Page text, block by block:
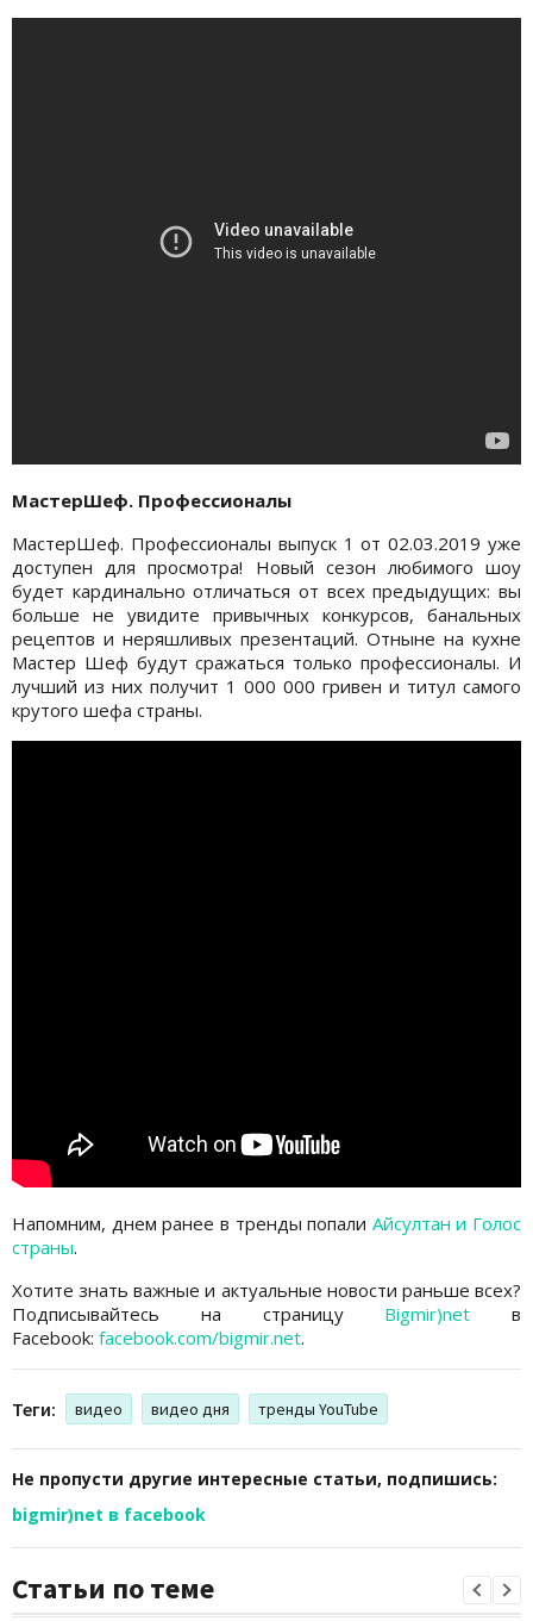
МастерШеф. Профессионалы
МастерШеф. Профессионалы выпуск 1 от 02.03.2019 уже
доступен для просмотра! Новый сезон любимого шоу
будет кардинально отличаться от всех предыдущих: вы
больше не увидите привычных конкурсов, банальных
рецептов и неряшливых презентаций. Отныне на кухне
Мастер Шеф будут сражаться только профессионалы. И
лучший из них получит 1 000 000 гривен и титул самого
крутого шефа страны.
Напомним, днем ранее в тренды попали Айсултан и Голос
страны.
Хотите знать важные и актуальные новости раньше всех?
Подписывайтесь на страницу Bigmir)net в
Facebook: facebook.com/bigmir.net.
Теги: видео видео дня тренды YouTube
Не пропусти другие интересные статьи, подпишись:
bigmir)net в facebook
Статьи по теме